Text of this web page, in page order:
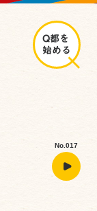
Q都を
始める
No.017